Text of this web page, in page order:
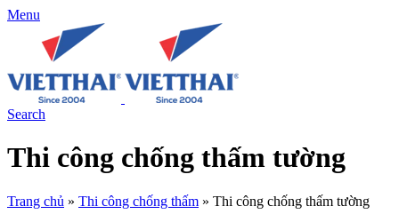
Menu
Search
Thi công chống thấm tường
Trang chủ » Thi công chống thấm » Thi công chống thấm tường